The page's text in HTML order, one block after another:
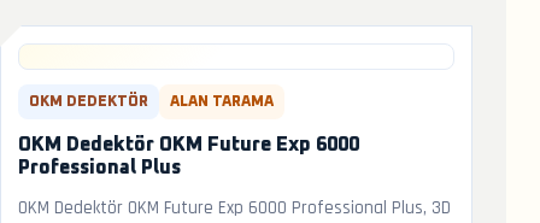
OKM DEDEKTÖR ALAN TARAMA
OKM Dedektör OKM Future Exp 6000
Professional Plus
OKM Dedektör OKM Future Exp 6000 Professional Plus, 3D